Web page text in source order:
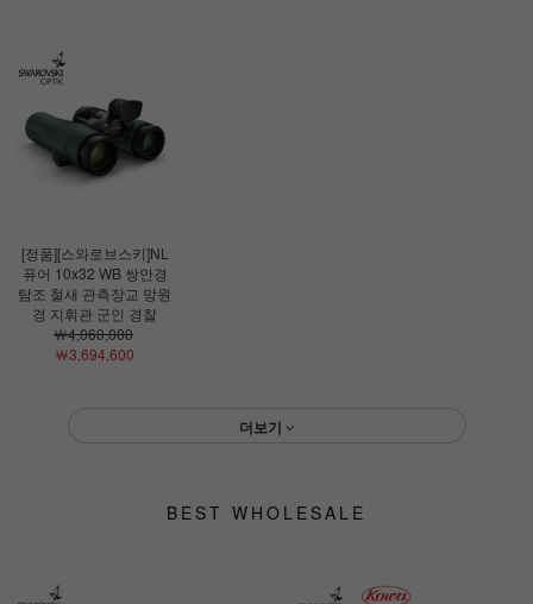
[정품][스와로브스키]NL
퓨어 10x32 WB 쌍안경
탐조 철새 관측장교 망원
경 지휘관 군인 경찰
￦4,060,000
￦3,694,600
더보기
BEST WHOLESALE